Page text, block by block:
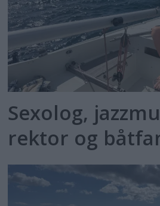
Sexolog,
rektor og